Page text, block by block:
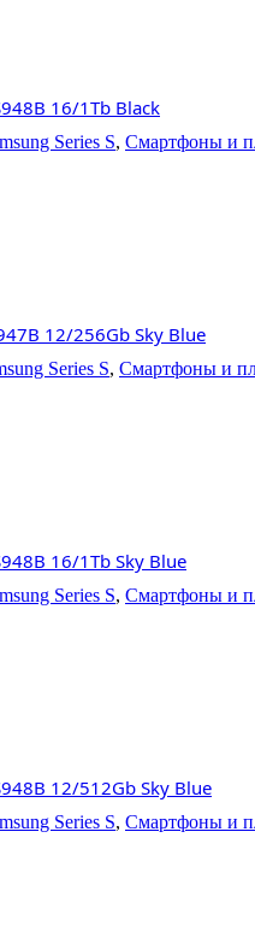
16/1Tb Black
Series S, Смартфоны и
12/256Gb Sky Blue
Series S, Смартфоны и
16/1Tb Sky Blue
Series S, Смартфоны и
12/512Gb Sky Blue
Series S, Смартфоны и